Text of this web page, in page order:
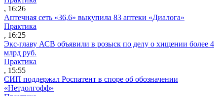
, 16:26
Аптечная сеть «36,6» выкупила 83 аптеки «Диалога»
Практика
, 16:25
Экс-главу АСВ объявили в розыск по делу о хищении более 4
млрд руб.
Практика
, 15:55
СИП поддержал Роспатент в споре об обозначении
«Нетдолгофф»